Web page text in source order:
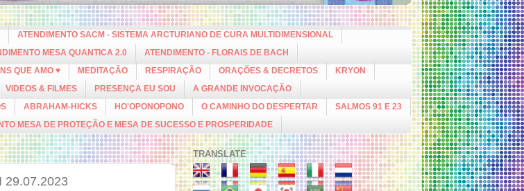
ATENDIMENTO SACM - SISTEMA ARCTURIANO DE CURA MULTIDIMENSIONAL
MESA QUANTICA 2.0
ATENDIMENTO - FLORAIS DE BACH
QUE AMO ♥ MEDITAÇÃO RESPIRAÇÃO ORAÇÕES & DECRETOS
KRYON
VIDEOS & FILMES PRESENÇA EU SOU
A GRANDE INVOCAÇÃO
ABRAHAM-HICKS HO'OPONOPONO O CAMINHO DO DESPERTAR
SALMOS 91 E 23
MESA DE PROTEÇÃO E MESA DE SUCESSO E PROSPERIDADE
29.07.2023
TRANSLATE